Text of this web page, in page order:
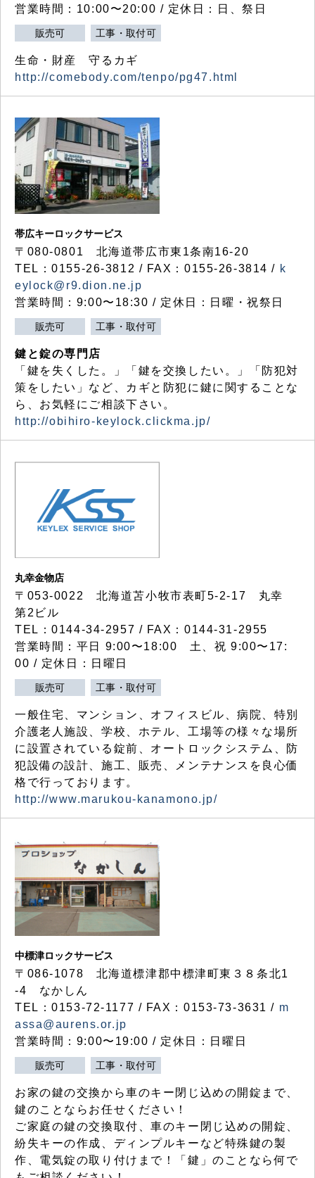
営業時間：10:00〜20:00 / 定休日：日、祭日
販売可 工事・取付可
生命・財産 守るカギ
http://comebody.com/tenpo/pg47.html
帯広キーロックサービス
〒080-0801 北海道帯広市東1条南16-20
TEL：0155-26-3812 / FAX：0155-26-3814 / k
eylock@r9.dion.ne.jp
営業時間：9:00〜18:30 / 定休日：日曜・祝祭日
販売可 工事・取付可
鍵と錠の専門店
「鍵を失くした。」「鍵を交換したい。」「防犯対
策をしたい」など、カギと防犯に鍵に関することな
ら、お気軽にご相談下さい。
http://obihiro-keylock.clickma.jp/
丸幸金物店
〒053-0022 北海道苫小牧市表町5-2-17 丸幸
第2ビル
TEL：0144-34-2957 / FAX：0144-31-2955
営業時間：平日 9:00〜18:00 土、祝 9:00〜17:
00 / 定休日：日曜日
販売可 工事・取付可
一般住宅、マンション、オフィスビル、病院、特別
介護老人施設、学校、ホテル、工場等の様々な場所
に設置されている錠前、オートロックシステム、防
犯設備の設計、施工、販売、メンテナンスを良心価
格で行っております。
http://www.marukou-kanamono.jp/
中標津ロックサービス
〒086-1078 北海道標津郡中標津町東３８条北1
-4 なかしん
TEL：0153-72-1177 / FAX：0153-73-3631 / m
assa@aurens.or.jp
営業時間：9:00〜19:00 / 定休日：日曜日
販売可 工事・取付可
お家の鍵の交換から車のキー閉じ込めの開錠まで、
鍵のことならお任せください！
ご家庭の鍵の交換取付、車のキー閉じ込めの開錠、
紛失キーの作成、ディンプルキーなど特殊鍵の製
作、電気錠の取り付けまで！「鍵」のことなら何で